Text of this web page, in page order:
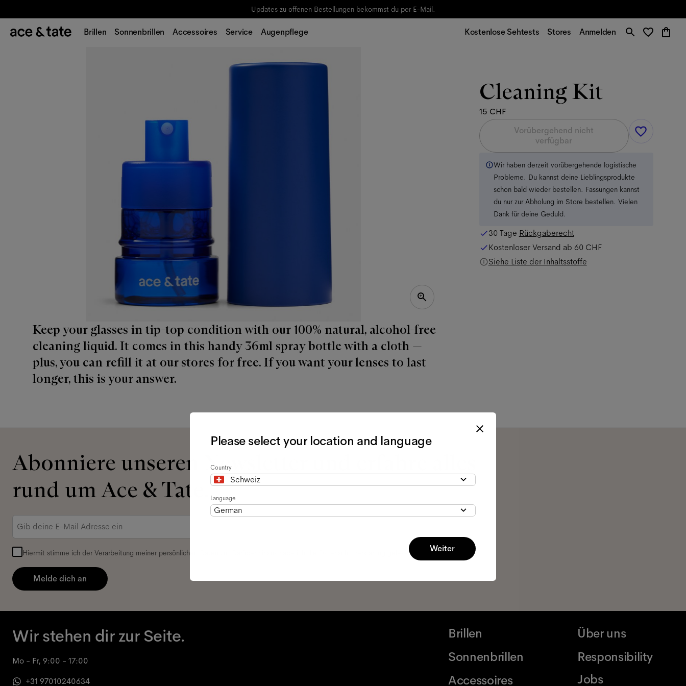
Updates zu offenen Bestellungen bekommst du per E-Mail.
Brillen Sonnenbrillen Accessoires Service Augenpflege Kostenlose Sehtests Stores Anmelden
Keep your glasses in tip-top condition with our 100% natural, alcohol-free
cleaning liquid. It comes in this handy 36ml spray bottle with a cloth —
plus, you can refill it at our stores for free. If you want your lenses to last
longer, this is your answer.
Cleaning Kit
15 CHF
Vorübergehend nicht
verfügbar
Wir haben derzeit vorübergehende logistische
Probleme. Du kannst deine Lieblingsprodukte
schon bald wieder bestellen. Fassungen kannst
du nur zur Abholung im Store bestellen. Vielen
Dank für deine Geduld.
30 Tage Rückgaberecht
Kostenloser Versand ab 60 CHF
Siehe Liste der Inhaltsstoffe
Abonniere unseren Newsletter und erfahre alles
rund um Ace & Tate.
Adresse
Hiermit stimme ich der Verarbeitung meiner persönlichen Daten zu. Darüber hinaus habe ich die gelesen *
Melde dich an
Wir stehen dir zur Seite.
Mo - Fr, 9:00 - 17:00
+31 97010240634
Brillen
Sonnenbrillen
Accessoires
Über uns
Responsibility
Jobs
Please select your location and language
Country
Schweiz
Language
German
Weiter